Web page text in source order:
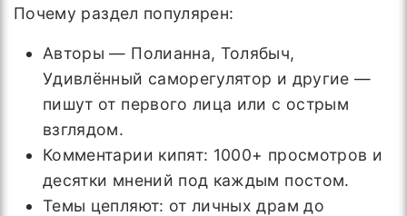
Почему раздел популярен:
Авторы — Полианна, Толябыч,
Удивлённый саморегулятор и другие —
пишут от первого лица или с острым
взглядом.
Комментарии кипят: 1000+ просмотров и
десятки мнений под каждым постом.
Темы цепляют: от личных драм до